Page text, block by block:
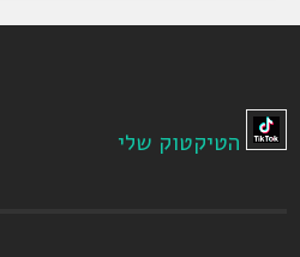
הטיקטוק שלי